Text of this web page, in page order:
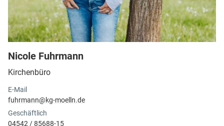
Nicole Fuhrmann
Kirchenbüro
E-Mail
fuhrmann@​kg-moelln.​de
Geschäftlich
04542 / 85688-15